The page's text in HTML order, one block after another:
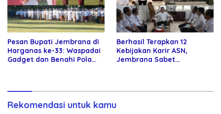
Pesan Bupati Jembrana di
Harganas ke-33: Waspadai
Gadget dan Benahi Pola
Berhasil Terapkan 12
Kebijakan Karir ASN,
Jembrana Sabet
Rekomendasi untuk kamu